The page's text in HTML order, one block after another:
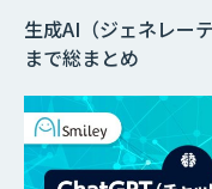
生成AI（ジェネレー
まで総まとめ